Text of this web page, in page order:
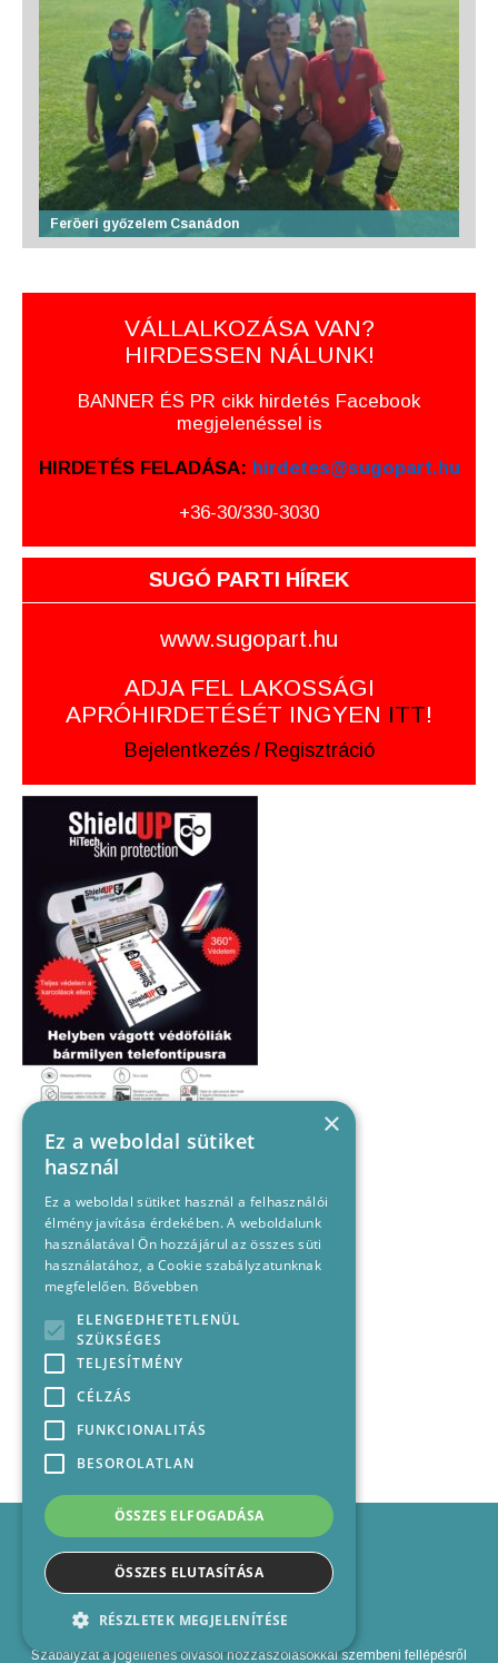
Feröeri győzelem Csanádon
VÁLLALKOZÁSA VAN?
HIRDESSEN NÁLUNK!
BANNER ÉS PR cikk hirdetés Facebook
megjelenéssel is
HIRDETÉS FELADÁSA: hirdetes@sugopart.hu
+36-30/330-3030
SUGÓ PARTI HÍREK
www.sugopart.hu
ADJA FEL LAKOSSÁGI
APRÓHIRDETÉSÉT INGYEN ITT!
Bejelentkezés / Regisztráció
Impresszum
Médiajánlat
Felhasználási feltételek
Kapcsolat
Szabályzat a jogellenes olvasói hozzászólásokkal szembeni fellépésről
×
Ez a weboldal sütiket
használ
Ez a weboldal sütiket használ a felhasználói
élmény javítása érdekében. A weboldalunk
használatával Ön hozzájárul az összes süti
használatához, a Cookie szabályzatunknak
megfelelően. Bővebben
ELENGEDHETETLENÜL
SZÜKSÉGES
TELJESÍTMÉNY
CÉLZÁS
FUNKCIONALITÁS
BESOROLATLAN
ÖSSZES ELFOGADÁSA
ÖSSZES ELUTASÍTÁSA
RÉSZLETEK MEGJELENÍTÉSE